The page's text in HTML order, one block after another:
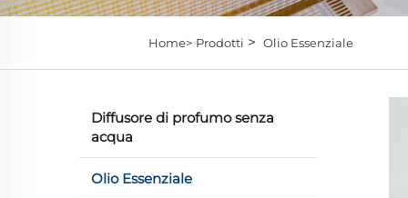
Home> Prodotti > Olio Essenziale
Diffusore di profumo senza
acqua
Olio Essenziale